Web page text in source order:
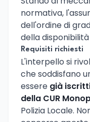
normativa,
dell'ordine di
della
Requisiti richiesti
L'interpello si
che soddisfano
essere già
della CUR
Polizia Locale.